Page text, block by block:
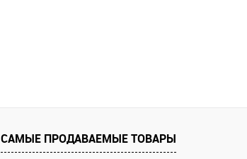
САМЫЕ ПРОДАВАЕМЫЕ ТОВАРЫ